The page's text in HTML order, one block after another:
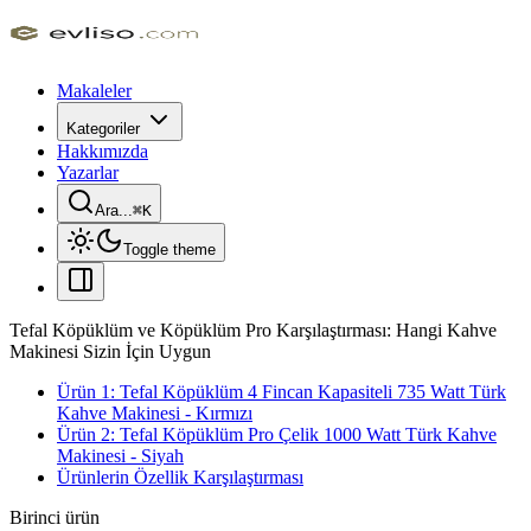
Makaleler
Kategoriler
Hakkımızda
Yazarlar
Ara...⌘K
Toggle theme
Tefal Köpüklüm ve Köpüklüm Pro Karşılaştırması: Hangi Kahve
Makinesi Sizin İçin Uygun
Ürün 1: Tefal Köpüklüm 4 Fincan Kapasiteli 735 Watt Türk
Kahve Makinesi - Kırmızı
Ürün 2: Tefal Köpüklüm Pro Çelik 1000 Watt Türk Kahve
Makinesi - Siyah
Ürünlerin Özellik Karşılaştırması
Birinci ürün